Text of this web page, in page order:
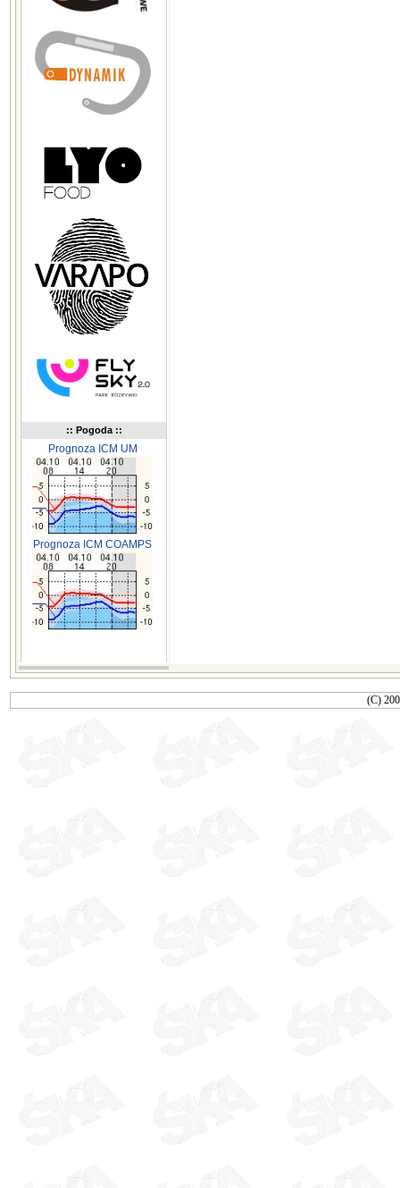
:: Pogoda ::
Prognoza ICM UM
Prognoza ICM COAMPS
(C)